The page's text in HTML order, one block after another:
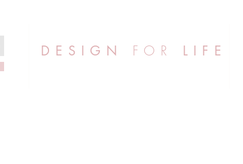
DESIGN FOR LIFE